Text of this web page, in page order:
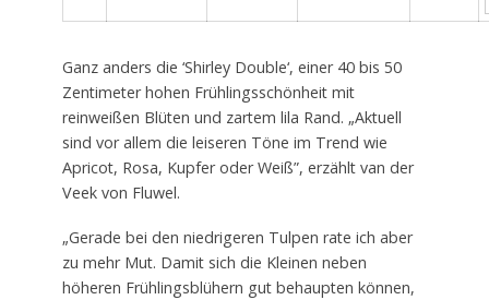
Ganz anders die ‘Shirley Double‘, einer 40 bis 50
Zentimeter hohen Frühlingsschönheit mit
reinweißen Blüten und zartem lila Rand. „Aktuell
sind vor allem die leiseren Töne im Trend wie
Apricot, Rosa, Kupfer oder Weiß”, erzählt van der
Veek von Fluwel.
„Gerade bei den niedrigeren Tulpen rate ich aber
zu mehr Mut. Damit sich die Kleinen neben
höheren Frühlingsblühern gut behaupten können,